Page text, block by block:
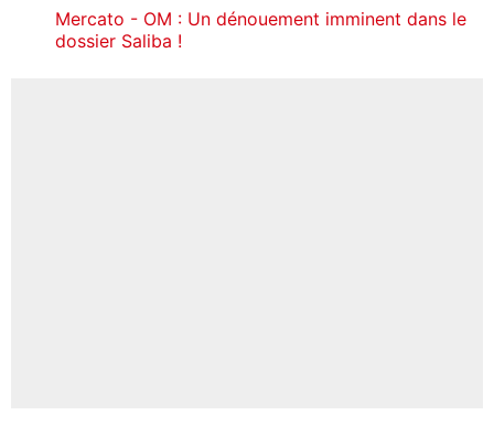
Mercato - OM : Un dénouement imminent dans le
dossier Saliba !